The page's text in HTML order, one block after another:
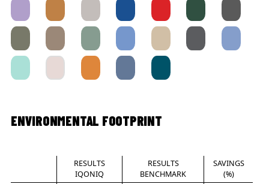
ENVIRONMENTAL FOOTPRINT
RESULTS
IQONIQ
RESULTS
BENCHMARK
SAVINGS
(%)